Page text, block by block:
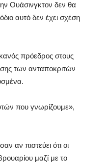
Ουάσινγκτον δεν θα
αυτό δεν έχει σχέση
πρόεδρος στους
των ανταποκριτών
που γνωρίζουμε»,
αν πιστεύει ότι οι
μαζί με το